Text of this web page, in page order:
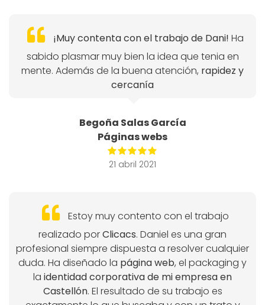
¡Muy contenta con el trabajo de Dani! Ha
sabido plasmar muy bien la idea que tenia en
mente. Además de la buena atención, rapidez y
cercanía
Begoña Salas García
Páginas webs
21 abril 2021
Estoy muy contento con el trabajo
realizado porClicacs. Daniel es una gran
profesional siempre dispuesta a resolver cualquier
duda. Ha diseñado la página web, el packaging y
la identidad corporativa de mi empresa en
Castellón. El resultado de su trabajo es